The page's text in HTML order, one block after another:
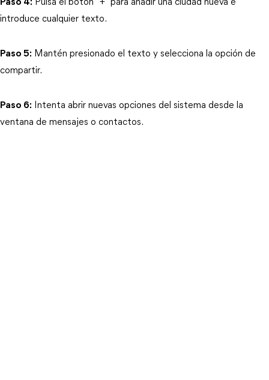
Paso 4: Pulsa el botón “+” para añadir una ciudad nueva e
introduce cualquier texto.
Paso 5: Mantén presionado el texto y selecciona la opción de
compartir.
Paso 6: Intenta abrir nuevas opciones del sistema desde la
ventana de mensajes o contactos.